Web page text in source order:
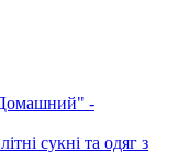
-
сукні та одяг з